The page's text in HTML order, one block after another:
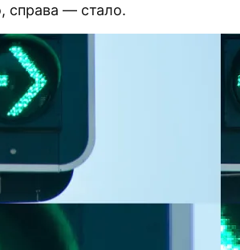
справа — стало.